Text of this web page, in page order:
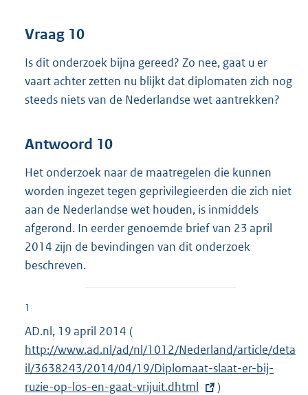
Vraag 10
Is dit onderzoek bijna gereed? Zo nee, gaat u er
vaart achter zetten nu blijkt dat diplomaten zich nog
steeds niets van de Nederlandse wet aantrekken?
Antwoord 10
Het onderzoek naar de maatregelen die kunnen
worden ingezet tegen geprivilegieerden die zich niet
aan de Nederlandse wet houden, is inmiddels
afgerond. In eerder genoemde brief van 23 april
2014 zijn de bevindingen van dit onderzoek
beschreven.
1
AD.nl, 19 april 2014 (
x
t
e
http://www.ad.nl/ad/nl/1012/Nederland/article/deta
il/3638243/2014/04/19/Diplomaat-slaat-er-bij-
ruzie-op-los-en-gaat-vrijuit.dhtml
)